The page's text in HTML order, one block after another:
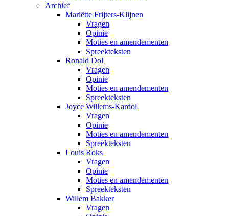
Archief
Mariëtte Frijters-Klijnen
Vragen
Opinie
Moties en amendementen
Spreekteksten
Ronald Dol
Vragen
Opinie
Moties en amendementen
Spreekteksten
Joyce Willems-Kardol
Vragen
Opinie
Moties en amendementen
Spreekteksten
Louis Roks
Vragen
Opinie
Moties en amendementen
Spreekteksten
Willem Bakker
Vragen